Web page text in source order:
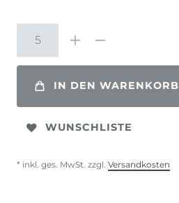
IN DEN WARENKORB
WUNSCHLISTE
* inkl. ges. MwSt. zzgl. Versandkosten